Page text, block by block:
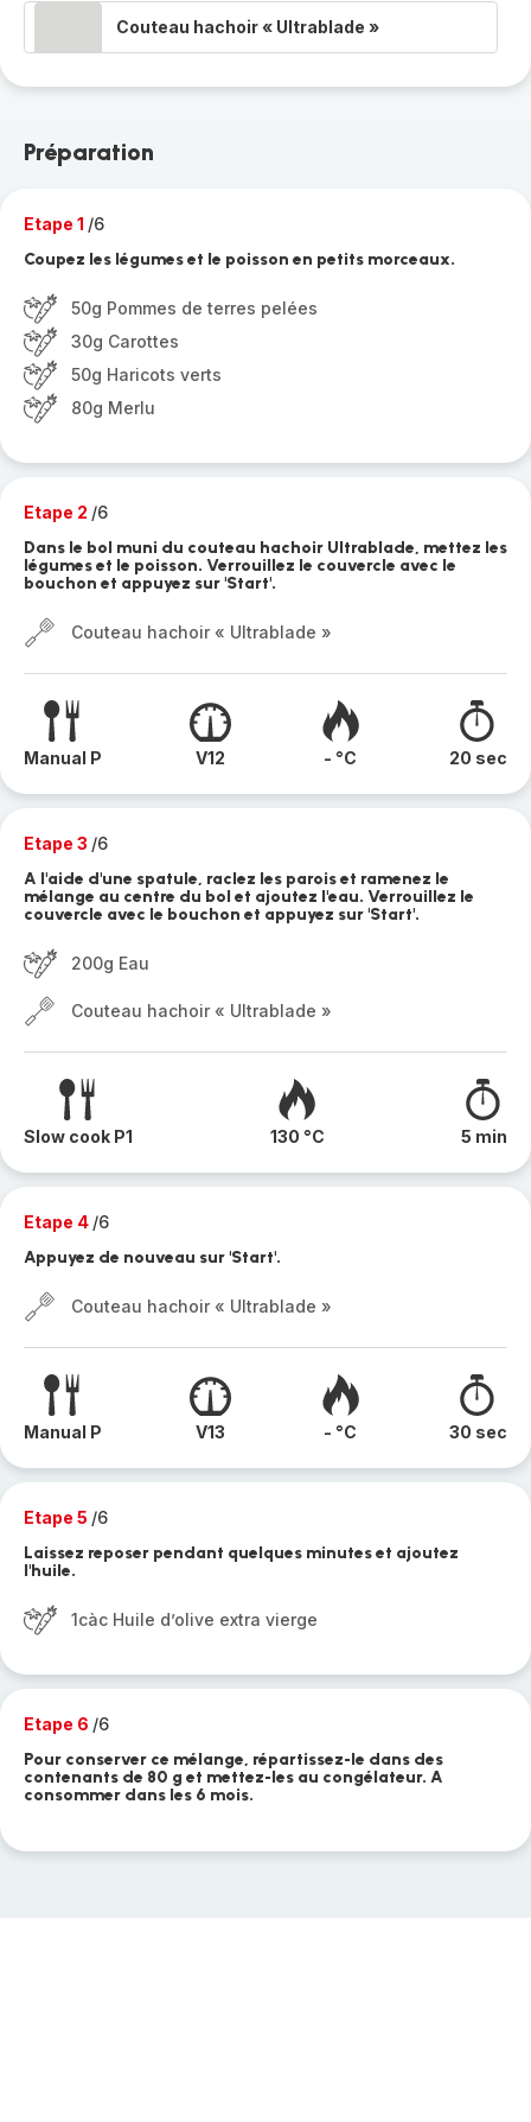
Couteau hachoir « Ultrablade »
Préparation
Etape 1 /6
Coupez les légumes et le poisson en petits morceaux.
50g Pommes de terres pelées
30g Carottes
50g Haricots verts
80g Merlu
Etape 2 /6
Dans le bol muni du couteau hachoir Ultrablade, mettez les
légumes et le poisson. Verrouillez le couvercle avec le
bouchon et appuyez sur 'Start'.
Couteau hachoir « Ultrablade »
Manual P V12 - °C 20 sec
Etape 3 /6
A l'aide d'une spatule, raclez les parois et ramenez le
mélange au centre du bol et ajoutez l'eau. Verrouillez le
couvercle avec le bouchon et appuyez sur 'Start'.
200g Eau
Couteau hachoir « Ultrablade »
Slow cook P1 130 °C 5 min
Etape 4 /6
Appuyez de nouveau sur 'Start'.
Couteau hachoir « Ultrablade »
Manual P V13 - °C 30 sec
Etape 5 /6
Laissez reposer pendant quelques minutes et ajoutez
l'huile.
1càc Huile d’olive extra vierge
Etape 6 /6
Pour conserver ce mélange, répartissez-le dans des
contenants de 80 g et mettez-les au congélateur. A
consommer dans les 6 mois.